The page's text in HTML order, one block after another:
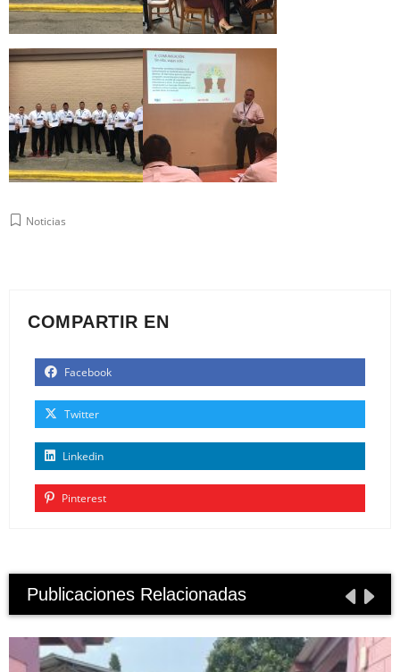
Noticias
COMPARTIR EN
Facebook
Twitter
Linkedin
Pinterest
Publicaciones Relacionadas